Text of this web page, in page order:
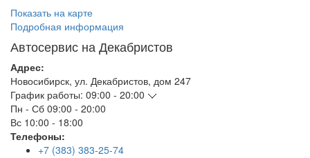
Показать на карте
Подробная информация
Автосервис на Декабристов
Адрес:
Новосибирск, ул. Декабристов, дом 247
График работы: 09:00 - 20:00
Пн - Сб 09:00 - 20:00
Вс 10:00 - 18:00
Телефоны:
+7 (383) 383-25-74